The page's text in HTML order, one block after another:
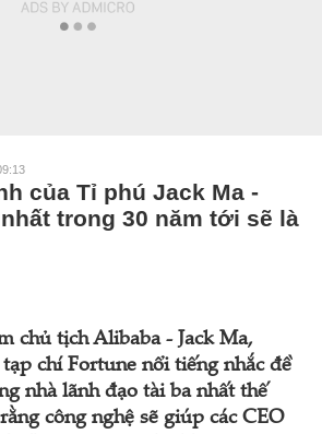
của Tỉ phú Jack Ma -
trong 30 năm tới sẽ là
chủ tịch Alibaba - Jack Ma,
chí Fortune nổi tiếng nhắc đề
nhà lãnh đạo tài ba nhất thế
công nghệ sẽ giúp các CEO